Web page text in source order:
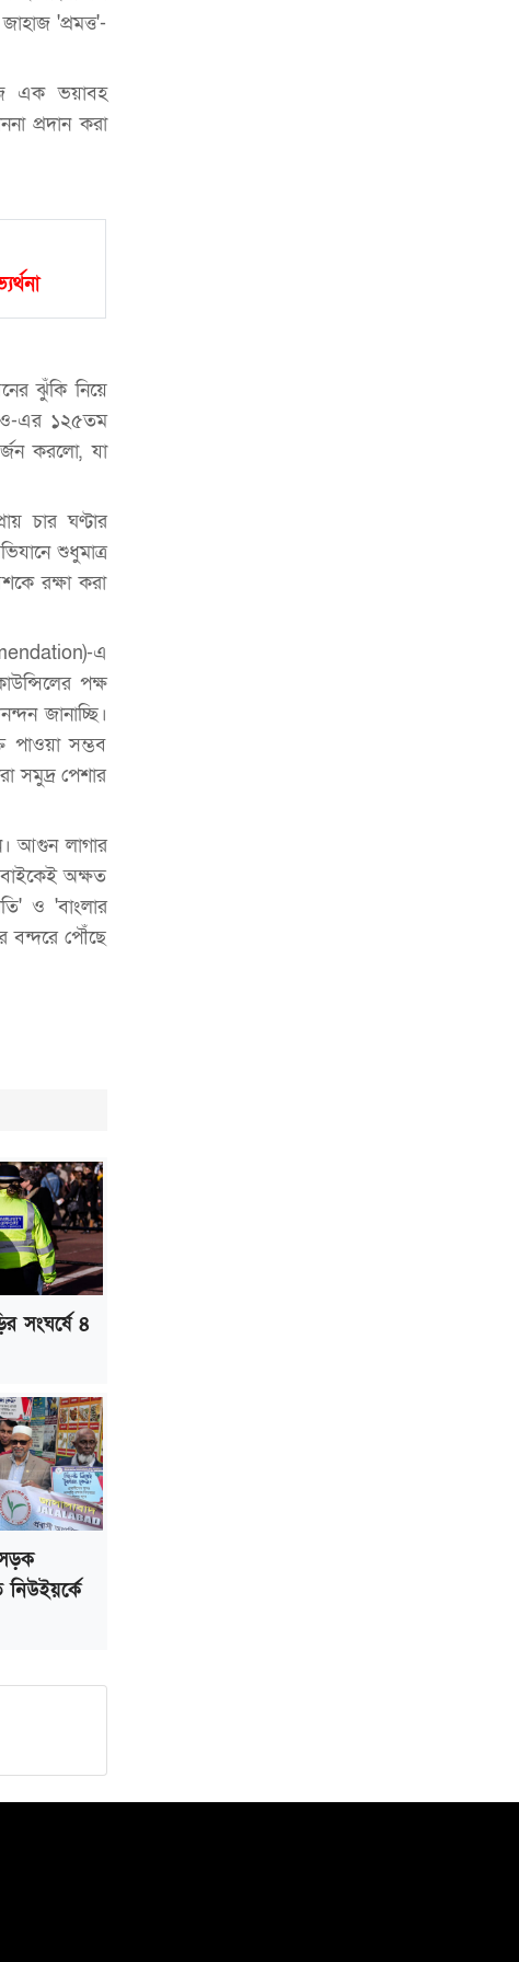
'প্রমত্ত'-
এক ভয়াবহ
প্রদান করা
ঝুঁকি নিয়ে
এর ১২৫তম
করলো, যা
চার ঘণ্টার
শুধুমাত্র
রক্ষা করা
এ
পক্ষ
জানাচ্ছি।
পাওয়া সম্ভব
সমুদ্র পেশার
আগুন লাগার
অক্ষত
ও 'বাংলার
বন্দরে পৌঁছে
সংঘর্ষে ৪
নিউইয়র্কে